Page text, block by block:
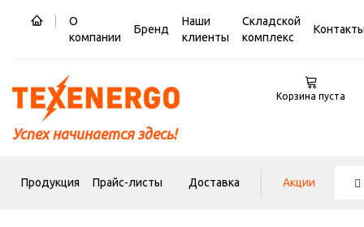
О
компании
Бренд
Наши
клиенты
Складской
комплекс
Успех начинается здесь!
Корзина пуста
Продукция Прайс-листы Доставка Акции